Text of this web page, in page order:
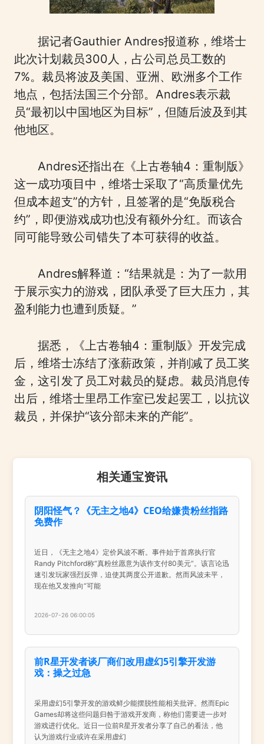
据记者Gauthier Andres报道称，维塔士
此次计划裁员300人，占公司总员工数的
7%。裁员将波及美国、亚洲、欧洲多个工作
地点，包括法国三个分部。Andres表示裁
员“最初以中国地区为目标”，但随后波及到其
他地区。
Andres还指出在《上古卷轴4：重制版》
这一成功项目中，维塔士采取了“高质量优先
但成本超支”的方针，且签署的是“免版税合
约”，即便游戏成功也没有额外分红。而该合
同可能导致公司错失了本可获得的收益。
Andres解释道：“结果就是：为了一款用
于展示实力的游戏，团队承受了巨大压力，其
盈利能力也遭到质疑。”
据悉，《上古卷轴4：重制版》开发完成
后，维塔士冻结了涨薪政策，并削减了员工奖
金，这引发了员工对裁员的疑虑。裁员消息传
出后，维塔士里昂工作室已发起罢工，以抗议
裁员，并保护“该分部未来的产能”。
相关通宝资讯
阴阳怪气？《无主之地4》CEO给嫌贵粉丝指路
免费作
近日，《无主之地4》定价风波不断。事件始于首席执行官
Randy Pitchford称“真粉丝愿意为该作支付80美元”。该言论迅
速引发玩家强烈反弹，迫使其两度公开道歉。然而风波未平，
现在他又发推向“可能
2026-07-26 06:00:05
前R星开发者谈厂商们改用虚幻5引擎开发游
戏：操之过急
采用虚幻5引擎开发的游戏鲜少能摆脱性能相关批评。然而Epic
Games却将这些问题归咎于游戏开发商，称他们需要进一步对
游戏进行优化。近日一位前R星开发者分享了自己的看法，他
认为游戏行业或许在采用虚幻